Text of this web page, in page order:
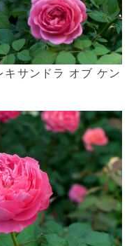
サンドラ オブ ケン